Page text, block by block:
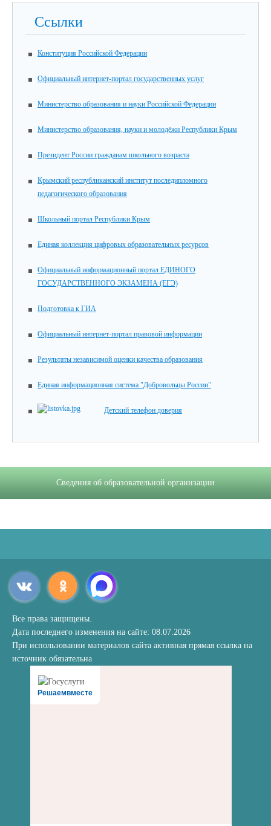
Ссылки
Конституция Российской Федерации
Официальный интернет-портал государственных услуг
Министерство образования и науки Российской Федерации
Министерство образования, науки и молодёжи Республики Крым
Президент России гражданам школьного возраста
Крымский республиканский институт последипломного
педагогического образования
Школьный портал Республики Крым
Единая коллекция цифровых образовательных ресурсов
Официальный информационный портал ЕДИНОГО
ГОСУДАРСТВЕННОГО ЭКЗАМЕНА (ЕГЭ)
Подготовка к ГИА
Официальный интернет-портал правовой информации
Результаты независимой оценки качества образования
Единая информационная система "Добровольцы России"
Детский телефон доверия
Сведения об образовательной организации
Все права защищены.
Дата последнего изменения на сайте: 08.07.2026
При использовании материалов сайта активная прямая ссылка на
источник обязательна
Решаемвместе